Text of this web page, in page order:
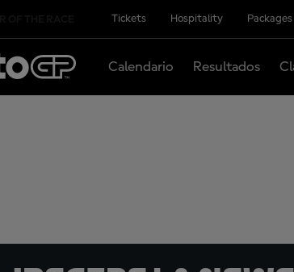
Tickets Hospitality Packages
Calendario Resultados